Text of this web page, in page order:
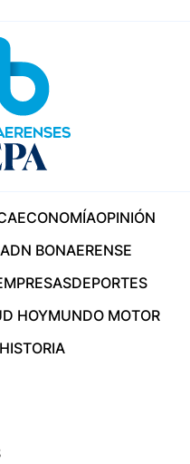
ECONOMÍAOPINIÓN
ADN BONAERENSE
DEPORTES
HOYMUNDO MOTOR